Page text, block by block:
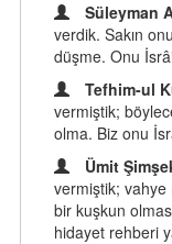
Süleyman
verdik. Sakın
düşme. Onu
Tefhim-ul
vermiştik;
olma. Biz onu
Ümit
vermiştik;
bir kuşkun
hidayet rehberi